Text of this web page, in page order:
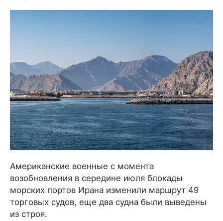
Американские военные с момента
возобновления в середине июля блокады
морских портов Ирана изменили маршрут 49
торговых судов, еще два судна были выведены
из строя.